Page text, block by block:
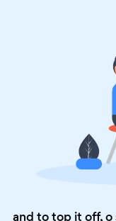
and to top it off,